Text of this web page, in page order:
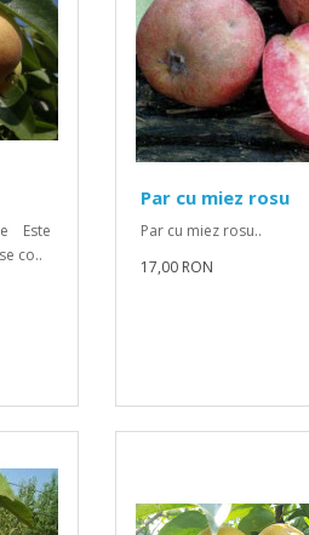
Este
co..
Par cu miez rosu
Par cu miez rosu..
17,00 RON